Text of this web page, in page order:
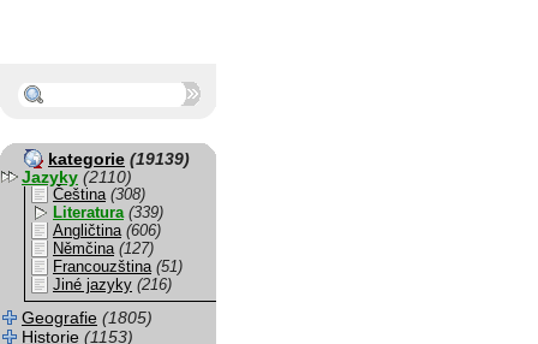
kategorie (19139)
Jazyky (2110)
Čeština (308)
Literatura (339)
Angličtina (606)
Němčina (127)
Francouzština (51)
Jiné jazyky (216)
Geografie (1805)
Historie (1153)